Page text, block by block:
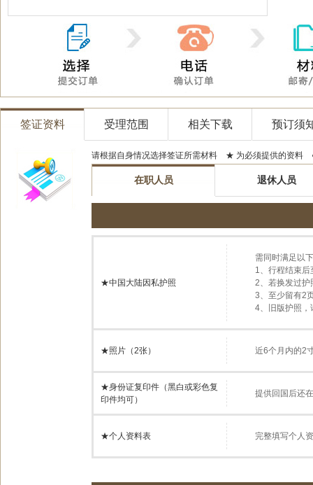
签证资料 受理范围 相关下载 预订须
请根据自身情况选择签证所需材料 ★ 为必须提供的资料
在职人员 退休人员
★中国大陆因私护照
需同时满足以
1、行程结束
2、若换发过护
3、至少留有2
4、旧版护照
★照片（2张） 近6个月内的2
★身份证复印件（黑白或彩色复
印件均可）
提供回国后还
★个人资料表 完整填写个人